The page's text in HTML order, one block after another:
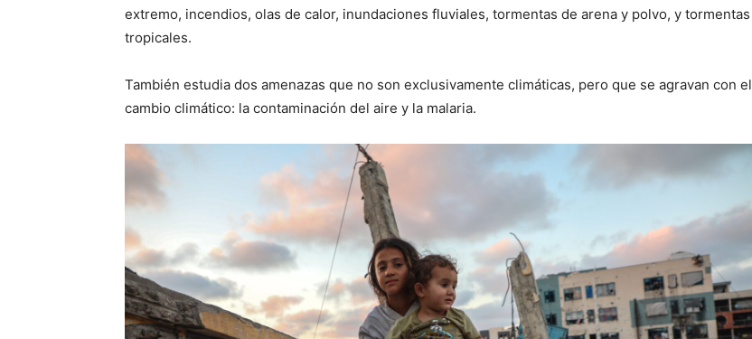
extremo, incendios, olas de calor, inundaciones fluviales, tormentas de arena y polvo, y tormentas
tropicales.
También estudia dos amenazas que no son exclusivamente climáticas, pero que se agravan con el
cambio climático: la contaminación del aire y la malaria.